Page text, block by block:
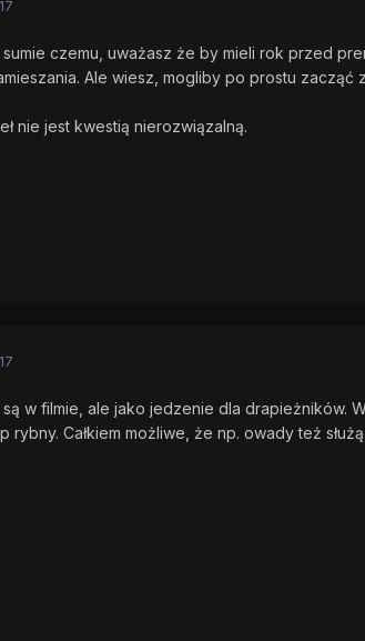
czemu, uważasz że by mieli rok przed
Ale wiesz, mogliby po prostu
nie jest kwestią nierozwiązalną.
w filmie, ale jako jedzenie dla drapieżników.
rybny. Całkiem możliwe, że np. owady też